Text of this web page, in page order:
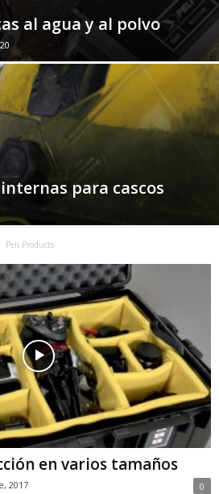
al agua y al polvo
para cascos
Peli Products
en varios tamaños
2017 0